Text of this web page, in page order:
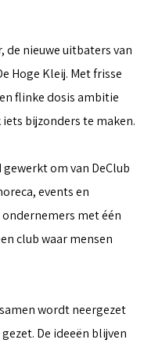
de nieuwe uitbaters van
Hoge Kleij. Met frisse
flinke dosis ambitie
bijzonders te maken.
om van DeClub
events en
met één
club waar mensen
wordt neergezet
De ideeën blijven